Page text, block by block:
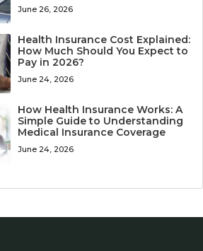
June 26, 2026
Health Insurance Cost Explained:
How Much Should You Expect to
Pay in 2026?
June 24, 2026
How Health Insurance Works: A
Simple Guide to Understanding
Medical Insurance Coverage
June 24, 2026